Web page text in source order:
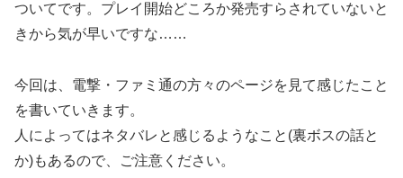
ついてです。プレイ開始どころか発売すらされていないと
きから気が早いですな……
今回は、電撃・ファミ通の方々のページを見て感じたこと
を書いていきます。
人によってはネタバレと感じるようなこと(裏ボスの話と
か)もあるので、ご注意ください。